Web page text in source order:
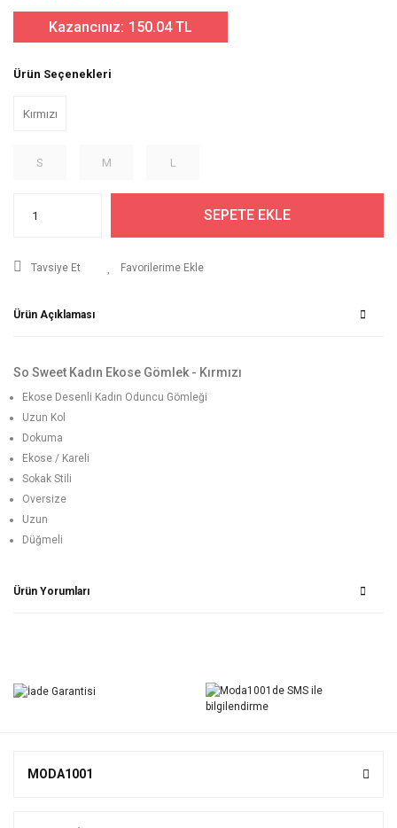
Kazancınız: 150.04 TL
Ürün Seçenekleri
Kırmızı
S M L
SEPETE EKLE
Tavsiye Et
Ürün Açıklaması
So Sweet Kadın Ekose Gömlek - Kırmızı
Ekose Desenli Kadın Oduncu Gömleği
Uzun Kol
Dokuma
Ekose / Kareli
Sokak Stili
Oversize
Uzun
Düğmeli
Ürün Yorumları
Yorum Yaz
MODA1001